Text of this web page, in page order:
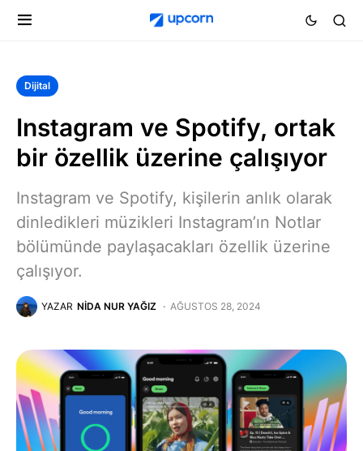
Dijital
Instagram ve Spotify, ortak
bir özellik üzerine çalışıyor
Instagram ve Spotify, kişilerin anlık olarak
dinledikleri müzikleri Instagram’ın Notlar
bölümünde paylaşacakları özellik üzerine
çalışıyor.
YAZAR NIDA NUR YAĞIZ AĞUSTOS 28, 2024